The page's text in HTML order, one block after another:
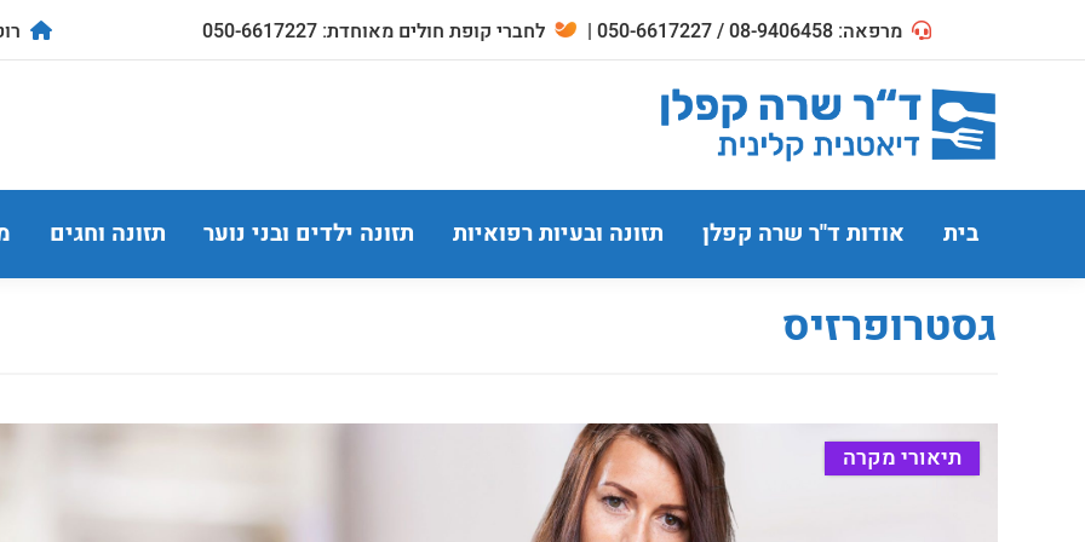
מרפאה: 08-9406458 / 050-6617227 | לחברי קופת חולים מאוחדת: 050-6617227
בית אודות ד"ר שרה קפלן תזונה ובעיות רפואיות תזונה ילדים ובני נוער תזונה וחגים
גסטרופרזיס
תיאורי מקרה